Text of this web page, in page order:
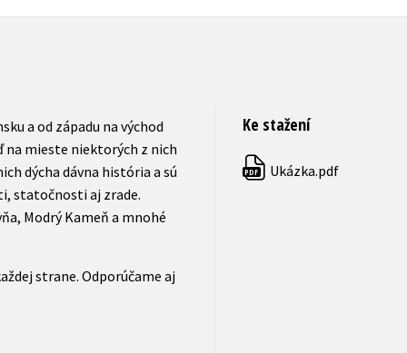
a od západu na východ
na mieste niektorých z nich
dýcha dávna história a sú
statočnosti aj zrade.
Modrý Kameň a mnohé
strane. Odporúčame aj
Ke stažení
PDF Ukázka.pdf